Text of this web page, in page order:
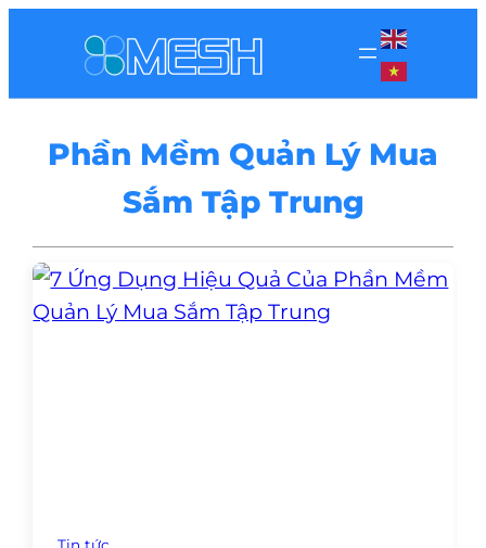
Phần Mềm Quản Lý Mua
Sắm Tập Trung